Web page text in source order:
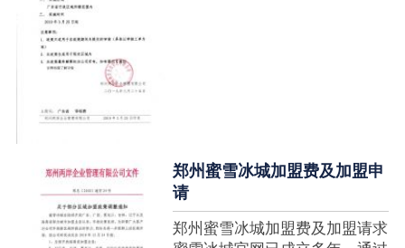
郑州蜜雪冰城加盟费及加盟申
请
郑州蜜雪冰城加盟费及加盟请求